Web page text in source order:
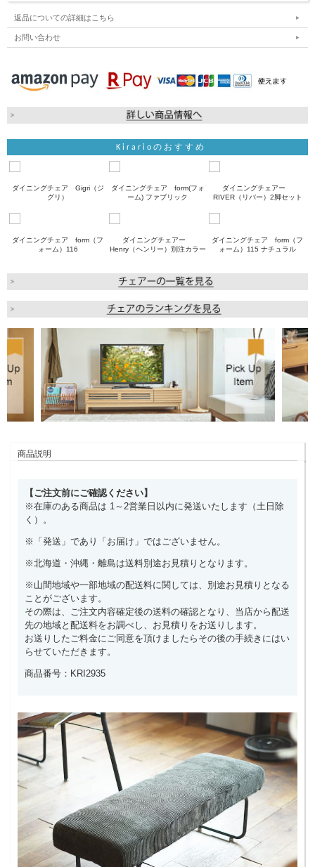
返品についての詳細はこちら
お問い合わせ
Kirarioのおすすめ
ダイニングチェア Gigri（ジ
グリ）
ダイニングチェア form(フォ
ーム) ファブリック
ダイニングチェアー
RIVER（リバー）2脚セット
ダイニングチェア form（フ
ォーム）116
ダイニングチェアー
Henry（ヘンリー）別注カラー
ダイニングチェア form（フ
ォーム）115 ナチュラル
商品説明
【ご注文前にご確認ください】
※在庫のある商品は 1～2営業日以内に発送いたします（土日除
く）。
※「発送」であり「お届け」ではございません。
※北海道・沖縄・離島は送料別途お見積りとなります。
※山間地域や一部地域の配送料に関しては、別途お見積りとなる
ことがございます。
その際は、ご注文内容確定後の送料の確認となり、当店から配送
先の地域と配送料をお調べし、お見積りをお送りします。
お送りしたご料金にご同意を頂けましたらその後の手続きにはい
らせていただきます。
商品番号：KRI2935